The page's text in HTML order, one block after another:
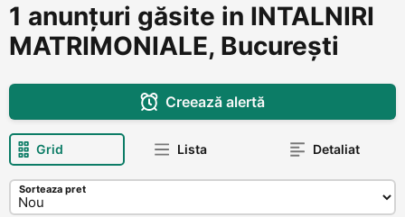
1 anunțuri găsite in INTALNIRI
MATRIMONIALE, Bucureşti
Creează alertă
Grid Lista Detaliat
Sorteaza pret